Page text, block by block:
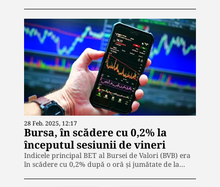
28 Feb. 2025, 12:17
Bursa, în scădere cu 0,2% la
începutul sesiunii de vineri
Indicele principal BET al Bursei de Valori (BVB) era
în scădere cu 0,2% după o oră şi jumătate de la…